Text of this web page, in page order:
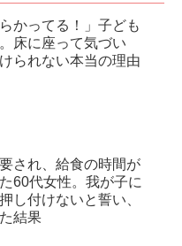
らかってる！」子ども
床に座って気づい
られない本当の理由
され、給食の時間が
60代女性。我が子に
し付けないと誓い、
結果